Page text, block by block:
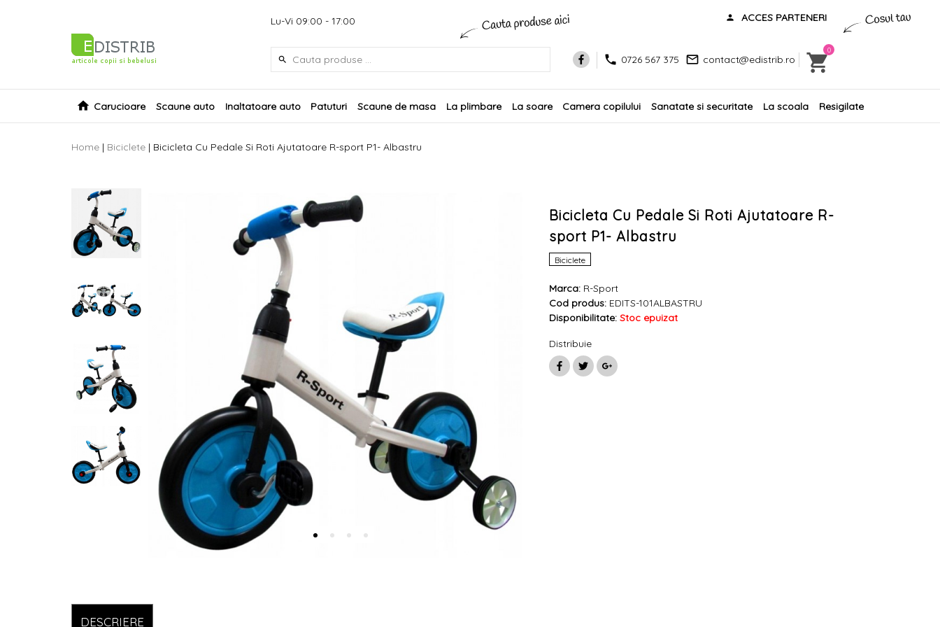
ACCES PARTENERI
Lu-Vi 09:00 - 17:00
0726 567 375 contact@edistrib.ro
0
Carucioare Scaune auto Inaltatoare auto Patuturi Scaune de masa La plimbare La soare Camera copilului Sanatate si securitate La scoala Resigilate
Home | Biciclete | Bicicleta Cu Pedale Si Roti Ajutatoare R-sport P1- Albastru
Bicicleta Cu Pedale Si Roti Ajutatoare R-
sport P1- Albastru
Biciclete
Marca: R-Sport
Cod produs: EDITS-101ALBASTRU
Disponibilitate: Stoc epuizat
Distribuie
DESCRIERE